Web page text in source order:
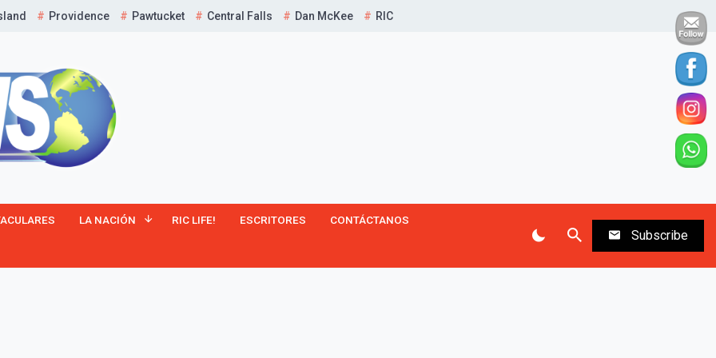
Providence Pawtucket Central Falls Dan McKee RIC
LA NACIÓN RIC LIFE! ESCRITORES CONTÁCTANOS
Subscribe
¡Suscríbete y Vive la
Experiencia!